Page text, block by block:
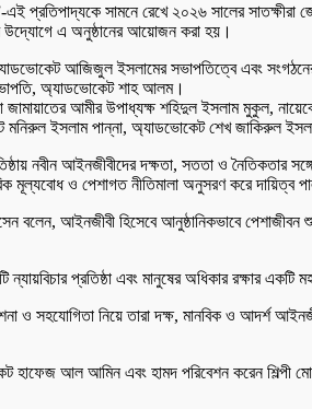
সামনে রেখে ২০২৬ সালের সাতক্ষীরা
উদ্যোগে এ অনুষ্ঠানের আয়োজন করা হয়।
অ্যাডভোকেট আজিজুল ইসলামের সভাপতিত্বে এবং
অ্যাডভোকেট শাহ আলম।
জামায়াতের আমীর উপাধ্যক্ষ শহিদুল ইসলাম মুকুল,
মনিরুল ইসলাম পান্না, অ্যাডভোকেট শেখ জাকিরুল
নবীন আইনজীবীদের দক্ষতা, সততা ও নৈতিকতার
মূল্যবোধ ও পেশাগত নীতিমালা অনুসরণ করে
বলেন, আইনজীবী হিসেবে আনুষ্ঠানিকভাবে
প্রতিষ্ঠা এবং মানুষের অধিকার রক্ষার
ও সহযোগিতা নিয়ে তারা দক্ষ, মানবিক ও আদর্শ
আল আমিন এবং হামদ পরিবেশন করেন শিল্পী